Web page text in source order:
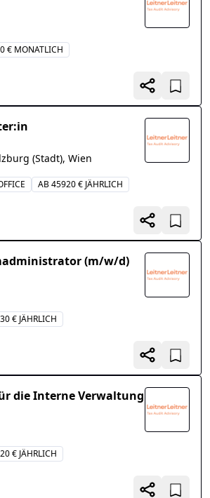
€ MONATLICH
(Stadt), Wien
AB 45920 € JÄHRLICH
(m/w/d)
€ JÄHRLICH
die Interne Verwaltung
€ JÄHRLICH